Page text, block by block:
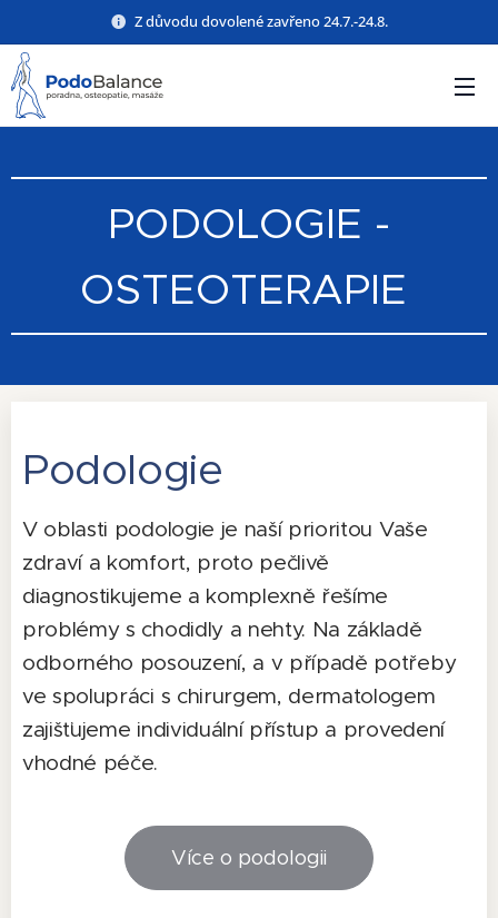
Z důvodu dovolené zavřeno 24.7.-24.8.
PODOLOGIE -
OSTEOTERAPIE
Podologie
V oblasti podologie je naší prioritou Vaše
zdraví a komfort, proto pečlivě
diagnostikujeme a komplexně řešíme
problémy s chodidly a nehty. Na základě
odborného posouzení, a v případě potřeby
ve spolupráci s chirurgem, dermatologem
zajišťujeme individuální přístup a provedení
vhodné péče.
Více o podologii